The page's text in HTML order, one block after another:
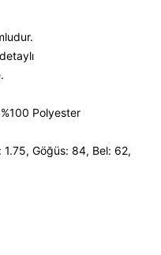
Polyester
1.75, Göğüs: 84, Bel: 62,